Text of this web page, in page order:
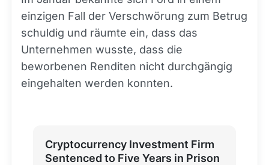
einzigen Fall der Verschwörung zum Betrug
schuldig und räumte ein, dass das
Unternehmen wusste, dass die
beworbenen Renditen nicht durchgängig
eingehalten werden konnten.
Cryptocurrency Investment Firm
Sentenced to Five Years in Prison